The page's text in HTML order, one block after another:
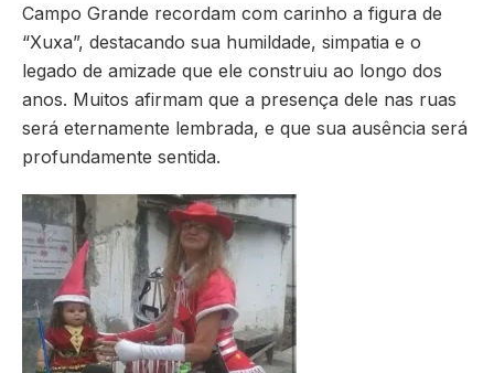
Campo Grande recordam com carinho a figura de
“Xuxa”, destacando sua humildade, simpatia e o
legado de amizade que ele construiu ao longo dos
anos. Muitos afirmam que a presença dele nas ruas
será eternamente lembrada, e que sua ausência será
profundamente sentida.